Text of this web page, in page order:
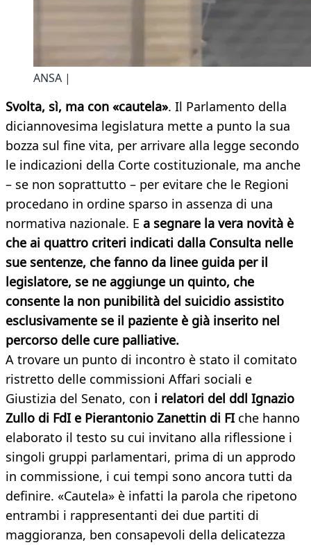
ANSA |
Svolta, sì, ma con «cautela». Il Parlamento della
diciannovesima legislatura mette a punto la sua
bozza sul fine vita, per arrivare alla legge secondo
le indicazioni della Corte costituzionale, ma anche
– se non soprattutto – per evitare che le Regioni
procedano in ordine sparso in assenza di una
normativa nazionale. E a segnare la vera novità è
che ai quattro criteri indicati dalla Consulta nelle
sue sentenze, che fanno da linee guida per il
legislatore, se ne aggiunge un quinto, che
consente la non punibilità del suicidio assistito
esclusivamente se il paziente è già inserito nel
percorso delle cure palliative.
A trovare un punto di incontro è stato il comitato
ristretto delle commissioni Affari sociali e
Giustizia del Senato, con i relatori del ddl Ignazio
Zullo di FdI e Pierantonio Zanettin di FIche hanno
elaborato il testo su cui invitano alla riflessione i
singoli gruppi parlamentari, prima di un approdo
in commissione, i cui tempi sono ancora tutti da
definire. «Cautela» è infatti la parola che ripetono
entrambi i rappresentanti dei due partiti di
maggioranza, ben consapevoli della delicatezza